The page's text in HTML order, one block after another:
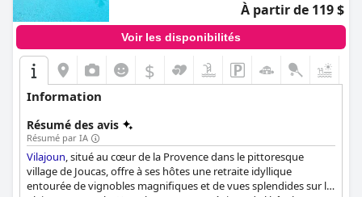
À partir de 119 $
Voir les disponibilités
$
Information
Résumé des avis
Résumé par IA
Vilajoun, situé au cœur de la Provence dans le pittoresque
village de Joucas, offre à ses hôtes une retraite idyllique
entourée de vignobles magnifiques et de vues splendides sur la